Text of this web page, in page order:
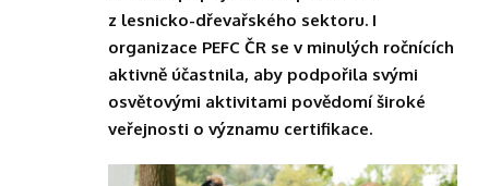
z lesnicko-dřevařského sektoru. I
organizace PEFC ČR se v minulých ročnících
aktivně účastnila, aby podpořila svými
osvětovými aktivitami povědomí široké
veřejnosti o významu certifikace.